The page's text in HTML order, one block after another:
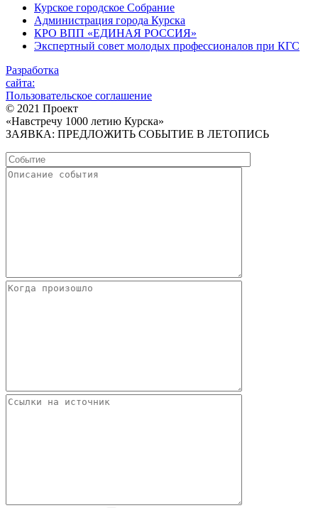
Курское городское Собрание
Администрация города Курска
КРО ВПП «ЕДИНАЯ РОССИЯ»
Экспертный совет молодых профессионалов при КГС
Разработка
сайта:
Пользовательское соглашение
© 2021 Проект
«Навстречу 1000 летию Курска»
ЗАЯВКА: ПРЕДЛОЖИТЬ СОБЫТИЕ В ЛЕТОПИСЬ